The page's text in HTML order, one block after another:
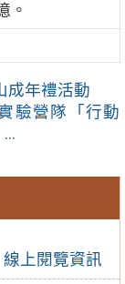
線上閱覽資訊
。
成年禮活動
驗營隊「行動